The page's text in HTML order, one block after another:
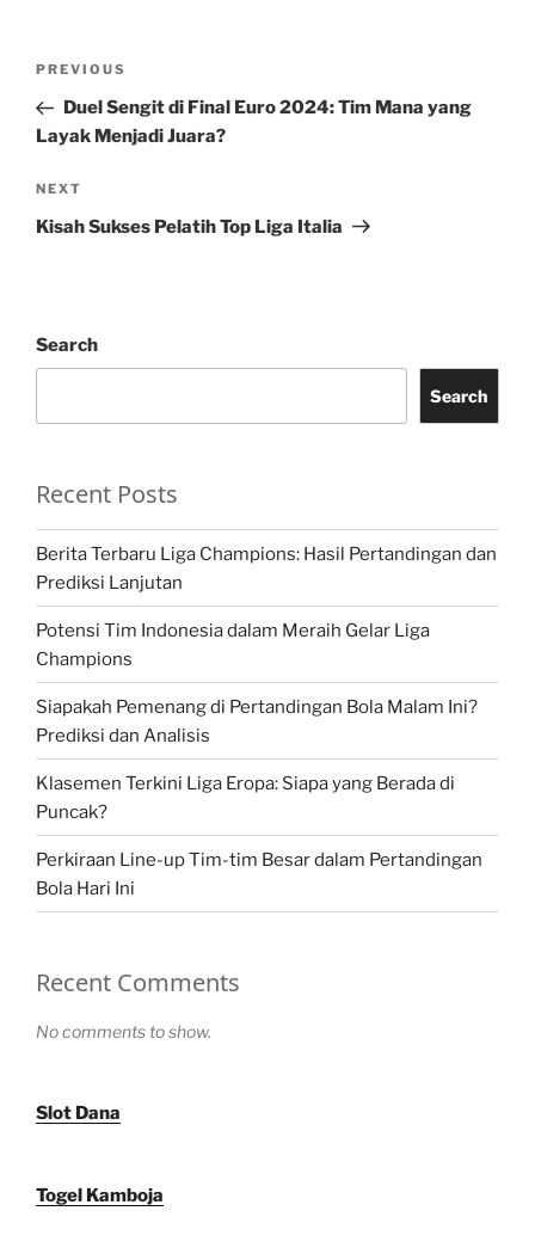
Previous
Post
PREVIOUS
Duel Sengit di Final Euro 2024: Tim Mana yang
Layak Menjadi Juara?
Next
Post
NEXT
Kisah Sukses Pelatih Top Liga Italia
Search
Search
Recent Posts
Berita Terbaru Liga Champions: Hasil Pertandingan dan
Prediksi Lanjutan
Potensi Tim Indonesia dalam Meraih Gelar Liga
Champions
Siapakah Pemenang di Pertandingan Bola Malam Ini?
Prediksi dan Analisis
Klasemen Terkini Liga Eropa: Siapa yang Berada di
Puncak?
Perkiraan Line-up Tim-tim Besar dalam Pertandingan
Bola Hari Ini
Recent Comments
No comments to show.
Slot Dana
Togel Kamboja